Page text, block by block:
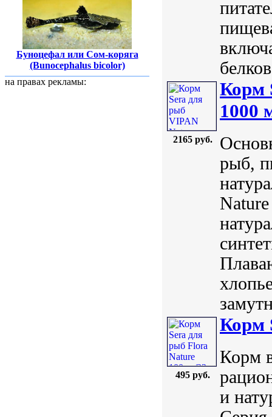
Буноцефал или Сом-коряга
(Bunocephalus bicolor)
на правах рекламы:
2165 руб.
Корм
1000
рыб,
495 руб.
Корм
Корм
и